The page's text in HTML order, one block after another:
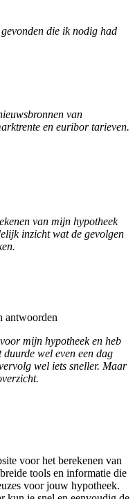
die ik nodig had
van
en euribor tarieven.
van mijn hypotheek
inzicht wat de gevolgen
antwoorden
mijn hypotheek en heb
wel even een dag
wel iets sneller. Maar
voor het berekenen van
tools en informatie die
voor jouw hypotheek.